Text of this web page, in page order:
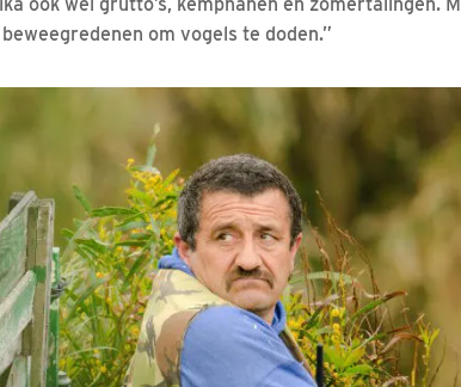
ook wel grutto’s, kemphanen en zomertalingen.
om vogels te doden.”